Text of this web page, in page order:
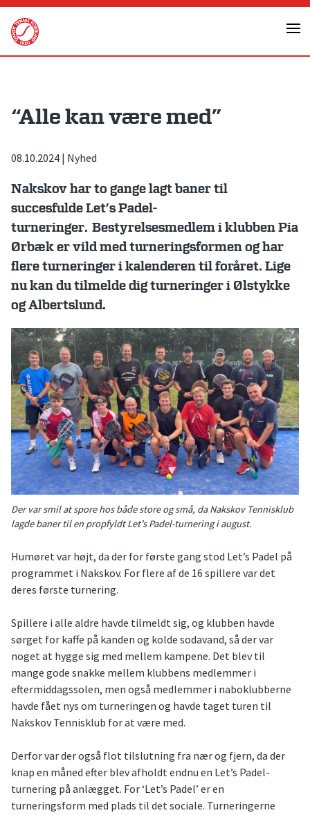
Skip
content
“Alle kan være med”
08.10.2024 | Nyhed
Nakskov har to gange lagt baner til
succesfulde Let’s Padel-
turneringer. Bestyrelsesmedlem i klubben Pia
Ørbæk er vild med turneringsformen og har
flere turneringer i kalenderen til foråret. Lige
nu kan du tilmelde dig turneringer i Ølstykke
og Albertslund.
Der var smil at spore hos både store og små, da Nakskov Tennisklub
lagde baner til en propfyldt Let’s Padel-turnering i august.
Humøret var højt, da der for første gang stod Let’s Padel på
programmet i Nakskov. For flere af de 16 spillere var det
deres første turnering.
Spillere i alle aldre havde tilmeldt sig, og klubben havde
sørget for kaffe på kanden og kolde sodavand, så der var
noget at hygge sig med mellem kampene. Det blev til
mange gode snakke mellem klubbens medlemmer i
eftermiddagssolen, men også medlemmer i naboklubberne
havde fået nys om turneringen og havde taget turen til
Nakskov Tennisklub for at være med.
Derfor var der også flot tilslutning fra nær og fjern, da der
knap en måned efter blev afholdt endnu en Let’s Padel-
turnering på anlægget. For ‘Let’s Padel’ er en
turneringsform med plads til det sociale. Turneringerne